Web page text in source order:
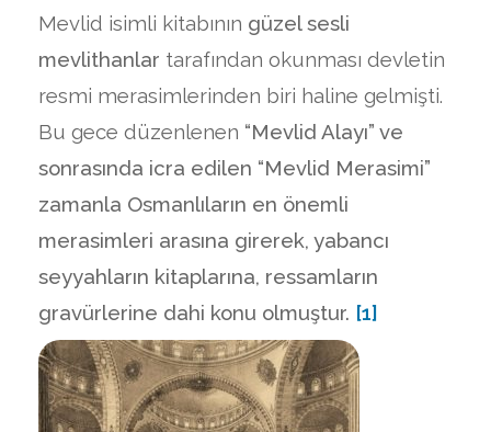
Mevlid isimli kitabının güzel sesli
mevlithanlar tarafından okunması devletin
resmi merasimlerinden biri haline gelmişti.
Bu gece düzenlenen “Mevlid Alayı” ve
sonrasında icra edilen “Mevlid Merasimi”
zamanla Osmanlıların en önemli
merasimleri arasına girerek, yabancı
seyyahların kitaplarına, ressamların
gravürlerine dahi konu olmuştur. [1]